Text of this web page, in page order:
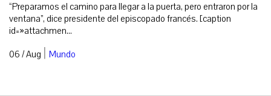
“Preparamos el camino para llegar a la puerta, pero entraron por la
ventana”, dice presidente del episcopado francés. [caption
id=»attachmen...
06 / Aug | Mundo